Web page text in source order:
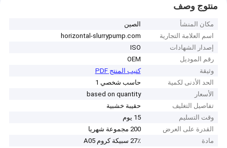
منتوج وصف
مكان المنشأ
الصين
اسم العلامة التجارية
horizontal-slurrypump.com
إصدار الشهادات
ISO
رقم الموديل
OEM
وثيقة
كتيب المنتج PDF
الحد الأدنى لكمية
حاسب شخصي 1
الأسعار
based on quantity
تفاصيل التغليف
حقيبة خشبية
وقت التسليم
15 يوم
القدرة على العرض
200 مجموعة شهريا
مادة
27٪ سبيكة كروم A05